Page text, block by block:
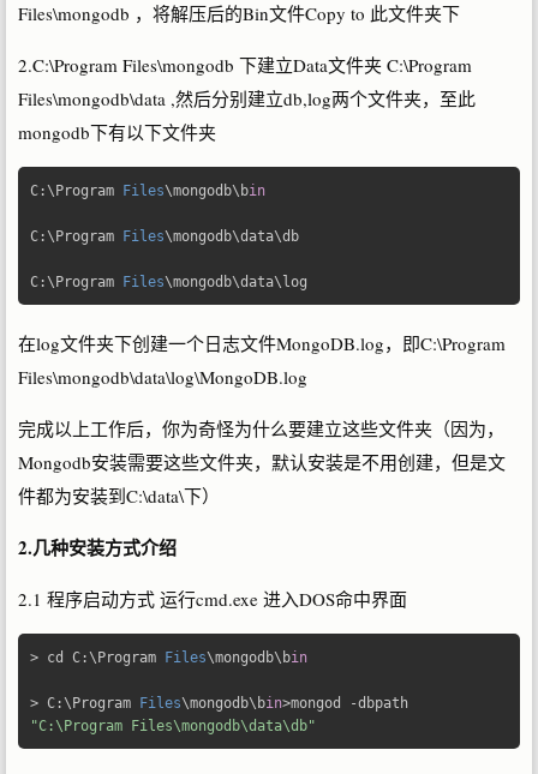
Files\mongodb ，将解压后的Bin文件Copy to 此文件夹下
2.C:\Program Files\mongodb 下建立Data文件夹 C:\Program
Files\mongodb\data ,然后分别建立db,log两个文件夹，至此
mongodb下有以下文件夹
C :\Program Files\mongodb\bin
C :\Program Files\mongodb\data\db
C :\Program Files\mongodb\data\log
在log文件夹下创建一个日志文件MongoDB.log，即C:\Program
Files\mongodb\data\log\MongoDB.log
完成以上工作后，你为奇怪为什么要建立这些文件夹（因为，
Mongodb安装需要这些文件夹，默认安装是不用创建，但是文
件都为安装到C:\data\下）
2.几种安装方式介绍
2.1 程序启动方式 运行cmd.exe 进入DOS命中界面
> cd C :\Program Files\mongodb\bin
> C :\Program Files\mongodb\bin>mongod -
"C:\Program Files\mongodb\data\db"